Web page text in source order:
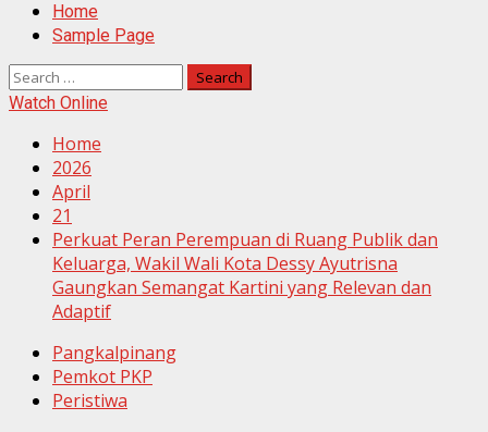
Home
Sample Page
Search
for:
Watch Online
Home
2026
April
21
Perkuat Peran Perempuan di Ruang Publik dan
Keluarga, Wakil Wali Kota Dessy Ayutrisna
Gaungkan Semangat Kartini yang Relevan dan
Adaptif
Pangkalpinang
Pemkot PKP
Peristiwa